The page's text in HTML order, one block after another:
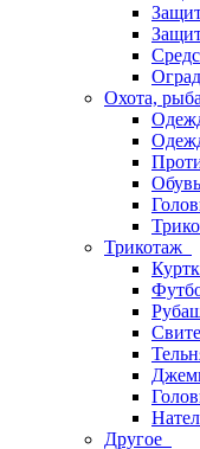
Охота,
Обувь
Трикотаж
Другое